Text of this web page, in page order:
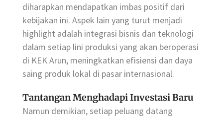
diharapkan mendapatkan imbas positif dari
kebijakan ini. Aspek lain yang turut menjadi
highlight adalah integrasi bisnis dan teknologi
dalam setiap lini produksi yang akan beroperasi
di KEK Arun, meningkatkan efisiensi dan daya
saing produk lokal di pasar internasional.
Tantangan Menghadapi Investasi Baru
Namun demikian, setiap peluang datang